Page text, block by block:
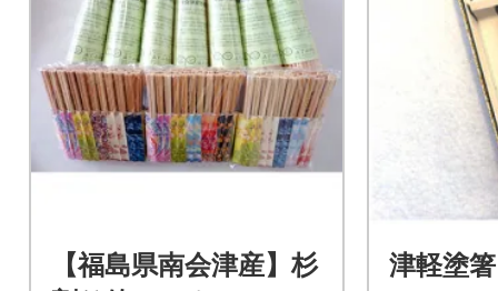
【福島県南会津産】杉
津軽塗